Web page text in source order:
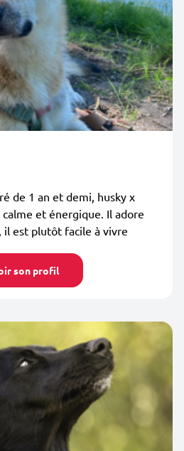
de 1 an et demi, husky x
et énergique. Il adore
il est plutôt facile à vivre
son profil